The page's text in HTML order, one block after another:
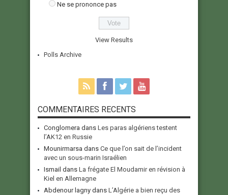
Ne se prononce pas
View Results
Polls Archive
COMMENTAIRES RECENTS
Conglomera dans Les paras algériens testent
l’AK12 en Russie
Mounirmarsa dans Ce que l’on sait de l’incident
avec un sous-marin Israélien
Ismail dans La frégate El Moudamir en révision à
Kiel en Allemagne
Abdenour lagny dans L’Algérie a bien reçu des